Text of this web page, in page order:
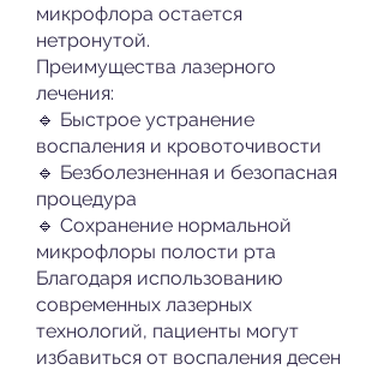
микрофлора остается
нетронутой.
Преимущества лазерного
лечения:
🔹 Быстрое устранение
воспаления и кровоточивости
🔹 Безболезненная и безопасная
процедура
🔹 Сохранение нормальной
микрофлоры полости рта
Благодаря использованию
современных лазерных
технологий, пациенты могут
избавиться от воспаления десен